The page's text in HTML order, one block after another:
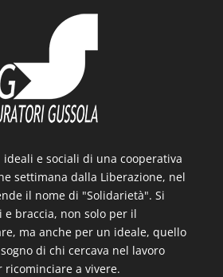
e sociali di una cooperativa
settimana dalla Liberazione, nel
il nome di "Solidarietà". Si
braccia, non solo per il
ma anche per un ideale, quello
di chi cercava nel lavoro
a vivere.